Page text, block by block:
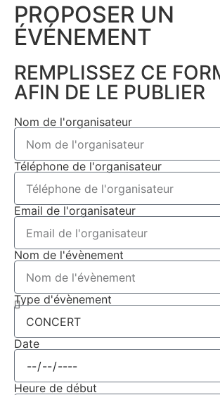
PROPOSER UN
ÉVÉNEMENT​
REMPLISSEZ CE
AFIN DE LE PUBLIER
Nom de l'organisateur
Téléphone de l'organisateur
Email de l'organisateur
Nom de l'évènement
Type d'évènement
Date
Heure de début